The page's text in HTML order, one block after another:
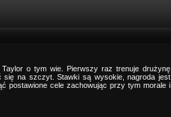
o tym wie. Pierwszy raz trenuje drużynę
się na szczyt. Stawki są wysokie, nagroda jest
postawione cele zachowując przy tym morale i